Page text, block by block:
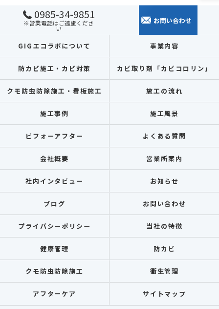
0985-34-9851
※営業電話はご遠慮くださ
い
お問い合わせ
GIGエコラボについて 事業内容
防カビ施工・カビ対策 カビ取り剤「カビコロリン」
クモ防虫防除施工・看板施工 施工の流れ
施工事例 施工風景
ビフォーアフター よくある質問
会社概要 営業所案内
社内インタビュー お知らせ
ブログ お問い合わせ
プライバシーポリシー 当社の特徴
健康管理 防カビ
クモ防虫防除施工 衛生管理
アフターケア サイトマップ